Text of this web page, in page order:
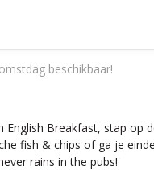
beschikbaar!
Breakfast, stap op
fish & chips of ga je
rains in the pubs!'